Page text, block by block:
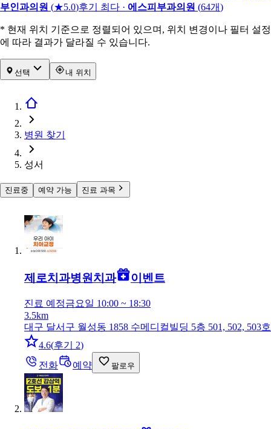
부인과의원 (★5.0)후기 최다 · 에스피부과의원 (64개)
* 현재 위치 기준으로 정렬되어 있으며, 위치 변경이나 필터 설정
에 따라 결과가 달라질 수 있습니다.
선택 내 위치
병원 찾기
성서
진료중 예약 가능 진료 과목
제로치과병원치과 이벤트
진료 예정금요일 10:00 ~ 18:30
3.5km
대구 달서구 월성동 1858 수메디컬빌딩 5층 501, 502, 503호
4.6(후기 2)
전화
예약 팔로우